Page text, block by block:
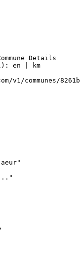
Details
en | km
communes/